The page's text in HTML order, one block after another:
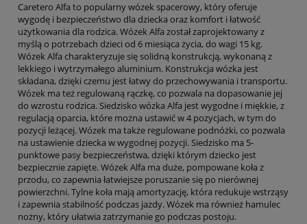
Caretero Alfa to popularny wózek spacerowy, który oferuje
wygodę i bezpieczeństwo dla dziecka oraz komfort i łatwość
użytkowania dla rodzica. Wózek Alfa został zaprojektowany z
myślą o potrzebach dzieci od 6 miesiąca życia, do wagi 15 kg.
Wózek Alfa charakteryzuje się solidną konstrukcją, wykonaną z
lekkiego i wytrzymałego aluminium. Konstrukcja wózka jest
składana, dzięki czemu jest łatwy do przechowywania i transportu.
Wózek ma też regulowaną rączkę, co pozwala na dopasowanie jej
do wzrostu rodzica. Siedzisko wózka Alfa jest wygodne i miękkie, z
regulacją oparcia, które można ustawić w 4 pozycjach, w tym do
pozycji leżącej. Wózek ma także regulowane podnóżki, co pozwala
na ustawienie dziecka w wygodnej pozycji. Siedzisko ma 5-
punktowe pasy bezpieczeństwa, dzięki którym dziecko jest
bezpiecznie zapięte. Wózek Alfa ma duże, pompowane koła z
przodu, co zapewnia łatwiejsze poruszanie się po nierównej
powierzchni. Tylne koła mają amortyzację, która redukuje wstrząsy
i zapewnia stabilność podczas jazdy. Wózek ma również hamulec
nożny, który ułatwia zatrzymanie go podczas postoju.